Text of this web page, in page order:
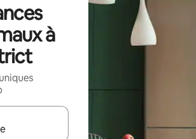
à
les flèches vers le haut et vers le bas pour